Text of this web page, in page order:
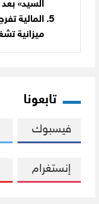
السيد»
المالية
ميزانية
تابعونا
فيسبوك
إنستغرام